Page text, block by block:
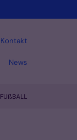
News
Kontakt
FUßBALL